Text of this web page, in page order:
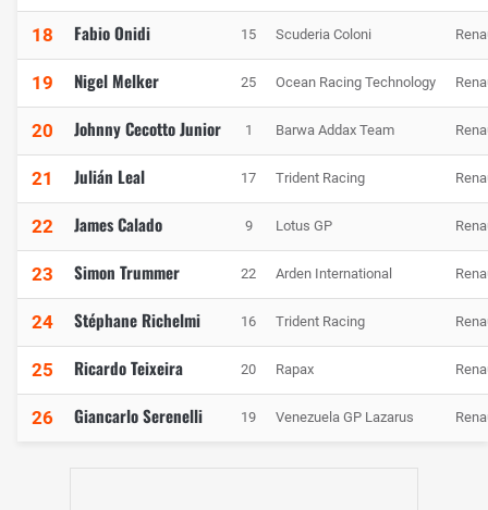
18 Fabio Onidi 15 Scuderia Coloni
19 Nigel Melker 25 Ocean Racing Technology
20 Johnny Cecotto Junior 1 Barwa Addax Team
21 Julián Leal 17 Trident Racing
22 James Calado 9 Lotus GP
23 Simon Trummer 22 Arden International
24 Stéphane Richelmi 16 Trident Racing
25 Ricardo Teixeira 20 Rapax
26 Giancarlo Serenelli 19 Venezuela GP Lazarus